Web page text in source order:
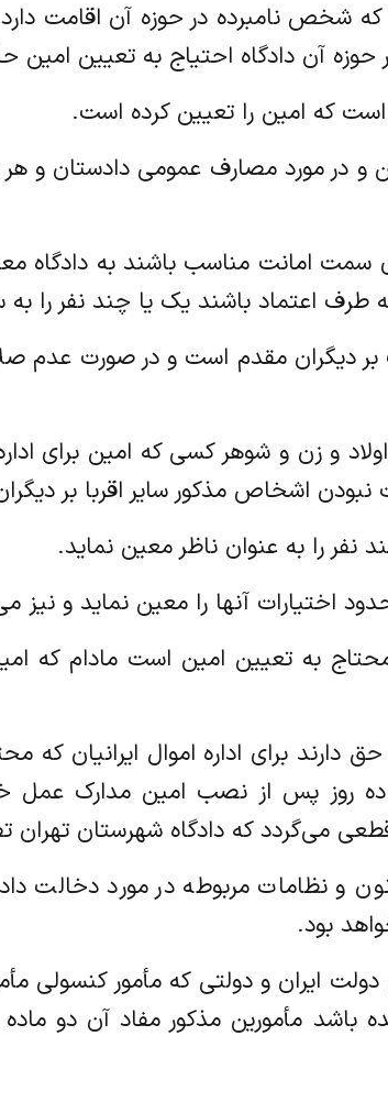
که شخص نامبرده در حوزه آن اقامت
آن دادگاه احتیاج به تعیین
جنین و در مورد مصارف عمومی دادستان
برای سمت امانت مناسب باشند به
طرف اعتماد باشند یک یا چند نفر را
بر دیگران مقدم است و در صورت
و اولاد و زن و شوهر کسی که امین
نبودن اشخاص مذکور سایر اقربا بر
که محتاج به تعیین امین است مادام
حق دارند برای اداره اموال
روز پس از نصب امین مدارک عمل
می‌گردد که دادگاه شهرستان تهران
قانون و نظامات مربوطه در مورد دخالت
بود.
بین دولت ایران و دولتی که مأمور
باشد مأمورین مذکور مفاد آن دو ماده